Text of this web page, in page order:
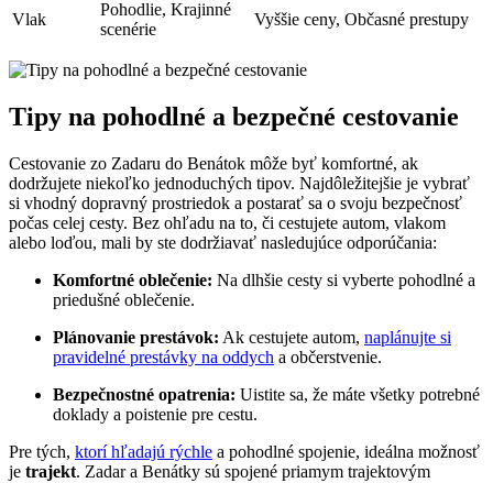
Vlak
Pohodlie, Krajinné
scenérie
Vyššie ceny, Občasné prestupy
Tipy na​ pohodlné a bezpečné cestovanie
Cestovanie zo Zadaru do Benátok môže ⁤byť komfortné, ak
⁤dodržujete niekoľko jednoduchých tipov. ‌Najdôležitejšie je vybrať
si vhodný dopravný prostriedok a postarať sa ‍o⁣ svoju bezpečnosť
počas celej ‍cesty. Bez ohľadu na to, či cestujete ‌autom,⁢ vlakom
alebo loďou, mali by ste ⁤dodržiavať nasledujúce odporúčania:
Komfortné oblečenie: Na dlhšie cesty si vyberte pohodlné ⁤a
priedušné oblečenie.
Plánovanie prestávok: Ak ⁢cestujete‌ autom, naplánujte si
pravidelné prestávky na oddych a občerstvenie.
Bezpečnostné opatrenia: Uistite ⁢sa, že‍ máte ⁢všetky potrebné
doklady a poistenie pre cestu.
Pre tých, ktorí hľadajú rýchle ‍a pohodlné⁢ spojenie, ideálna ​možnosť​
je trajekt. Zadar a Benátky sú spojené‌ priamym trajektovým